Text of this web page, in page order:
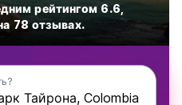
рейтингом 6.6,
78 отзывах.